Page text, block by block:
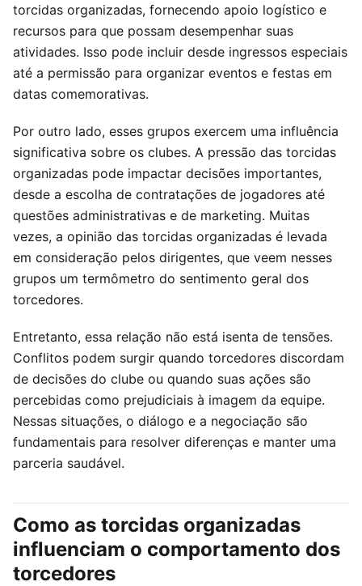
torcidas organizadas, fornecendo apoio logístico e
recursos para que possam desempenhar suas
atividades. Isso pode incluir desde ingressos especiais
até a permissão para organizar eventos e festas em
datas comemorativas.
Por outro lado, esses grupos exercem uma influência
significativa sobre os clubes. A pressão das torcidas
organizadas pode impactar decisões importantes,
desde a escolha de contratações de jogadores até
questões administrativas e de marketing. Muitas
vezes, a opinião das torcidas organizadas é levada
em consideração pelos dirigentes, que veem nesses
grupos um termômetro do sentimento geral dos
torcedores.
Entretanto, essa relação não está isenta de tensões.
Conflitos podem surgir quando torcedores discordam
de decisões do clube ou quando suas ações são
percebidas como prejudiciais à imagem da equipe.
Nessas situações, o diálogo e a negociação são
fundamentais para resolver diferenças e manter uma
parceria saudável.
Como as torcidas organizadas
influenciam o comportamento dos
torcedores